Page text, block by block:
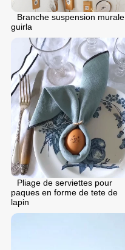
Branche suspension murale
guirla
Pliage de serviettes pour
paques en forme de tete de
lapin